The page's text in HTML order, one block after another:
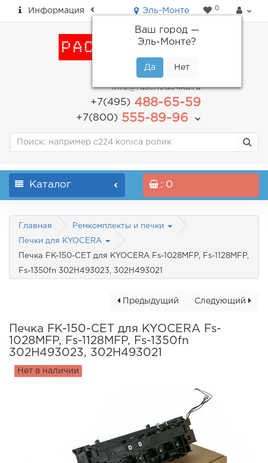
Информация Эль-Монте
Ваш город —
Эль-Монте?
0
пн-пт: с 9.00 до 18.00
info@raschodo4ka.ru
+7(495)488-65-59
+7(800)555-89-96
Каталог : 0
Главная Ремкомплекты и печки
Печки для KYOCERA
Печка FK-150-CET для KYOCERA Fs-1028MFP, Fs-1128MFP,
Fs-1350fn 302H493023, 302H493021
Следующий
Предыдущий
Печка FK-150-CET для KYOCERA Fs-
1028MFP, Fs-1128MFP, Fs-1350fn
302H493023, 302H493021
Нет в наличии